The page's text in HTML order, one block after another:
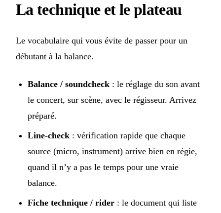
La technique et le plateau
Le vocabulaire qui vous évite de passer pour un
débutant à la balance.
Balance / soundcheck : le réglage du son avant
le concert, sur scène, avec le régisseur. Arrivez
préparé.
Line-check : vérification rapide que chaque
source (micro, instrument) arrive bien en régie,
quand il n’y a pas le temps pour une vraie
balance.
Fiche technique / rider : le document qui liste